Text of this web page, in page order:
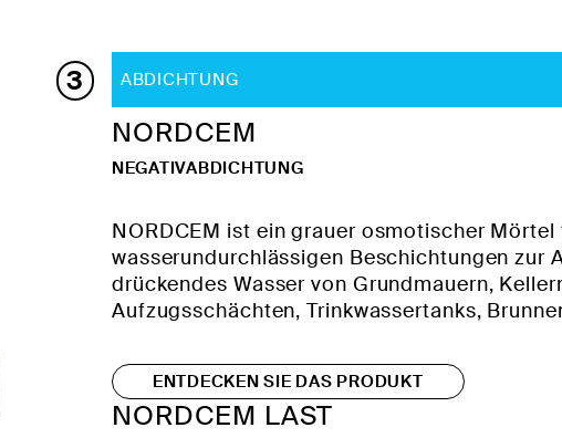
3 ABDICHTUNG
NORDCEM
NEGATIVABDICHTUNG
NORDCEM ist ein grauer osmotischer
wasserundurchlässigen Beschichtungen zur
drückendes Wasser von Grundmauern,
Aufzugsschächten, Trinkwassertanks,
ENTDECKEN SIE DAS PRODUKT
NORDCEM LAST